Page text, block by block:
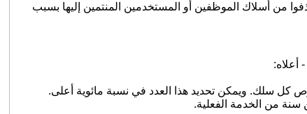
من أسلاك الموظفين أو المستخدمين المنتمين إليها بسبب